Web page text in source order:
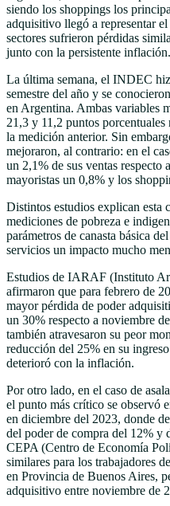
siendo los shoppings los
adquisitivo llegó a representar
sectores sufrieron pérdidas
junto con la persistente inflación.
La última semana, el INDEC
semestre del año y se
en Argentina. Ambas variables
21,3 y 11,2 puntos
la medición anterior. Sin
mejoraron, al contrario: en el
un 2,1% de sus ventas respecto
mayoristas un 0,8% y los
Distintos estudios explican esta
mediciones de pobreza e
parámetros de canasta básica
servicios un impacto mucho
Estudios de IARAF (Instituto
afirmaron que para febrero de
mayor pérdida de poder
un 30% respecto a noviembre
también atravesaron su peor
reducción del 25% en su
deterioró con la inflación.
Por otro lado, en el caso de
el punto más crítico se observó
en diciembre del 2023, donde
del poder de compra del 12% y
CEPA (Centro de Economía
similares para los trabajadores
en Provincia de Buenos Aires,
adquisitivo entre noviembre de